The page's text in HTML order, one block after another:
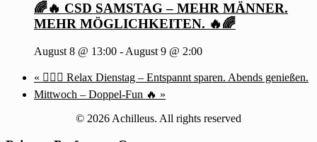
🌈🔥 CSD SAMSTAG – MEHR MÄNNER.
MEHR MÖGLICHKEITEN. 🔥🌈
August 8 @ 13:00 - August 9 @ 2:00
« 🧖‍♂️✨ Relax Dienstag – Entspannt sparen. Abends genießen.
Mittwoch – Doppel-Fun 🔥 »
© 2026 Achilleus. All rights reserved